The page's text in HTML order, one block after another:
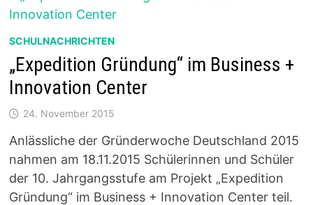
SCHULNACHRICHTEN
„Expedition Gründung“ im Business +
Innovation Center
24. November 2015
Anlässliche der Gründerwoche Deutschland 2015
nahmen am 18.11.2015 Schülerinnen und Schüler
der 10. Jahrgangsstufe am Projekt „Expedition
Gründung“ im Business + Innovation Center teil.